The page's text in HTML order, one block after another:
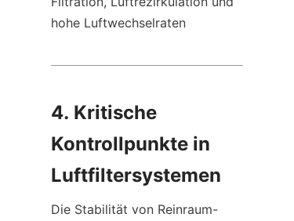
hohe Luftwechselraten
4. Kritische
Kontrollpunkte in
Luftfiltersystemen
Die Stabilität von Reinraum-